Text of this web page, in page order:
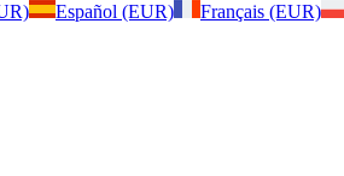
Español (EUR) Français (EUR)